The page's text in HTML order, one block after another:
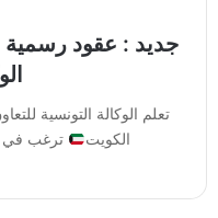
جديد : عقود رسمية
تعلم الوكالة التونسية
الكويت
ترغب في